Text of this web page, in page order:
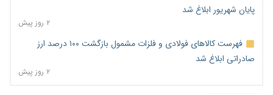
پایان شهریور ابلاغ شد
۲ روز پیش
فهرست کالاهای فولادی و فلزات مشمول بازگشت ۱۰۰ درصد ارز
صادراتی ابلاغ شد
۲ روز پیش